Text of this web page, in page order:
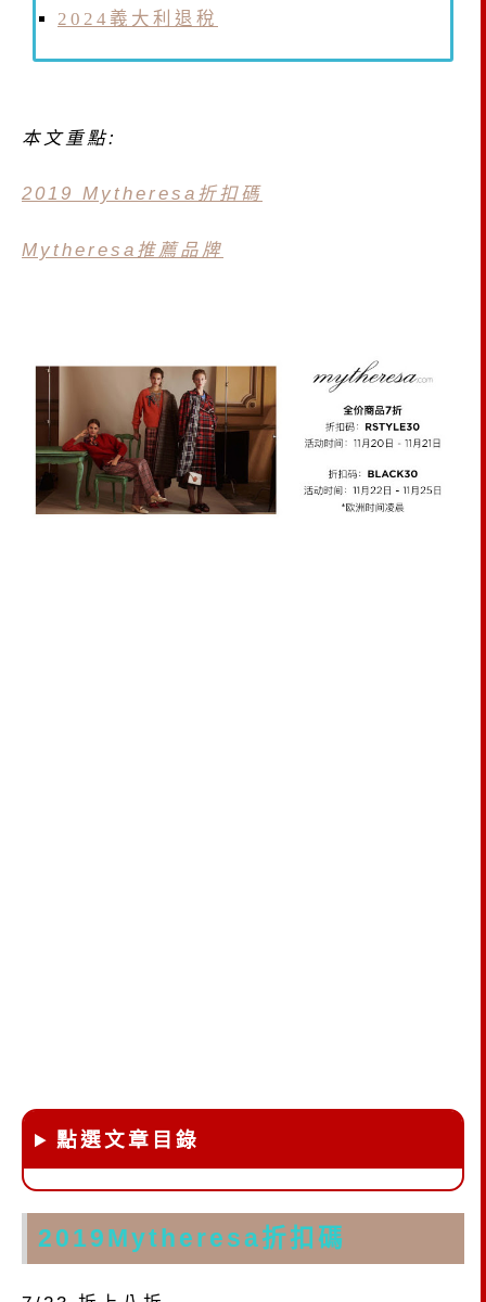
2024義大利退稅
本文重點:
2019 Mytheresa折扣碼
Mytheresa推薦品牌
點選文章目錄
2019Mytheresa折扣碼